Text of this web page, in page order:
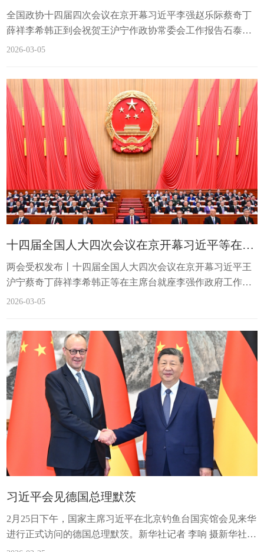
全国政协十四届四次会议在京开幕习近平李强赵乐际蔡奇丁
薛祥李希韩正到会祝贺王沪宁作政协常委会工作报告石泰峰
主持何报翔作提案工作情况报告3月4日下午，中国人民政治
2026-03-05
十四届全国人大四次会议在京开幕习近平等在主席台就座
两会受权发布丨十四届全国人大四次会议在京开幕习近平王
沪宁蔡奇丁薛祥李希韩正等在主席台就座李强作政府工作报
告 赵乐际主持大会审查“十五五”规划纲要草案听取关于生态
2026-03-05
习近平会见德国总理默茨
2月25日下午，国家主席习近平在北京钓鱼台国宾馆会见来华
进行正式访问的德国总理默茨。新华社记者 李响 摄新华社北
京2月25日电（记者董雪）2月25日下午，国家主席习近平在